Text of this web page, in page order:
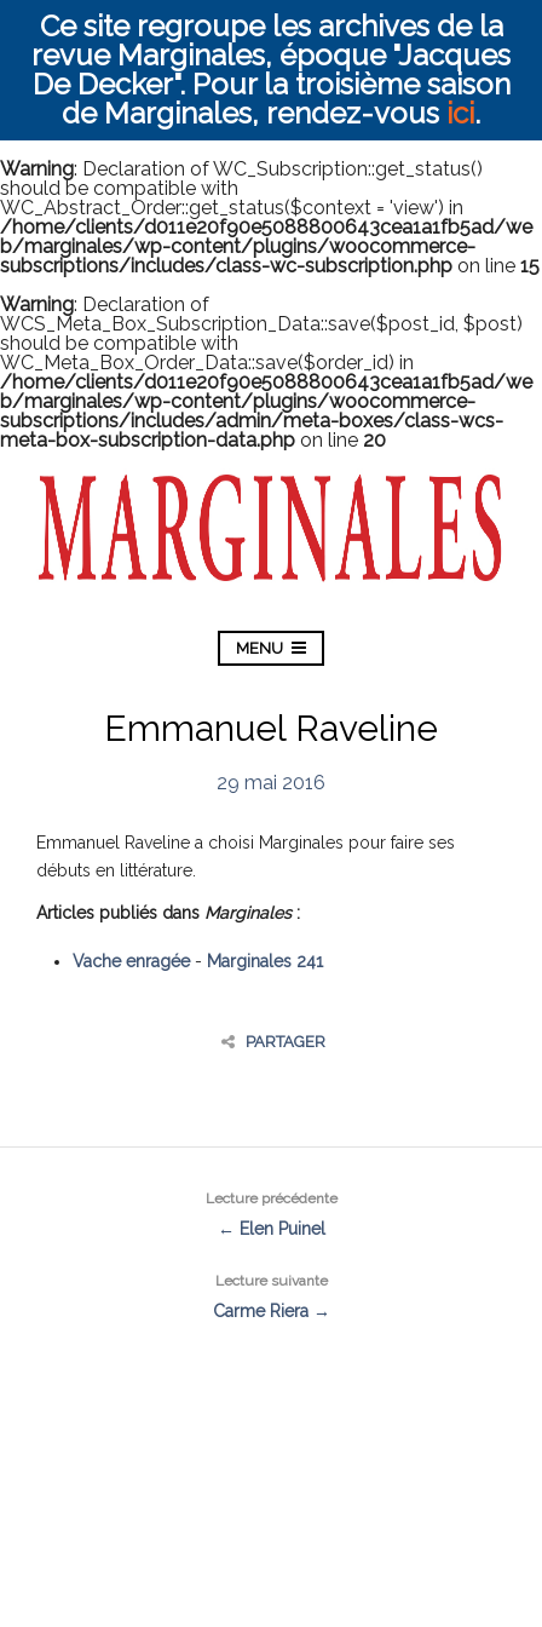
Ce site regroupe les archives de la
revue Marginales, époque "Jacques
De Decker". Pour la troisième saison
de Marginales, rendez-vous ici.
Warning: Declaration of WC_Subscription::get_status()
should be compatible with
WC_Abstract_Order::get_status($context = 'view') in
/home/clients/d011e20f90e5088800643cea1a1fb5ad/we
b/marginales/wp-content/plugins/woocommerce-
subscriptions/includes/class-wc-subscription.php on line 15
Warning: Declaration of
WCS_Meta_Box_Subscription_Data::save($post_id, $post)
should be compatible with
WC_Meta_Box_Order_Data::save($order_id) in
/home/clients/d011e20f90e5088800643cea1a1fb5ad/we
b/marginales/wp-content/plugins/woocommerce-
subscriptions/includes/admin/meta-boxes/class-wcs-
meta-box-subscription-data.php on line 20
MENU
Emmanuel Raveline
29 mai 2016
Emmanuel Raveline a choisi Marginales pour faire ses
débuts en littérature.
Articles publiés dans Marginales:
Vache enragée- Marginales 241
PARTAGER
Lecture précédente
← Elen Puinel
Lecture suivante
Carme Riera →